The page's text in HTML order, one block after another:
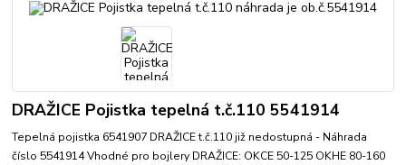
DRAŽICE Pojistka tepelná t.č.110 5541914
Tepelná pojistka 6541907 DRAŽICE t.č.110 již nedostupná - Náhrada
číslo 5541914 Vhodné pro bojlery DRAŽICE: OKCE 50-125 OKHE 80-160